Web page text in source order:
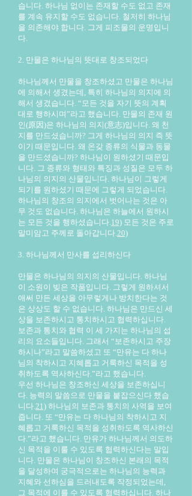
습니다. 하나님 없이는 존재할 수도 없고 존재
를 계속 유지할 수도 없습니다. 철저히 하나님
을 의존해야 합니다. 그게 피조물의 운명입니
다.
2. 만물은 하나님의 뜻대로 창조되었다
하나님께서 만물을 창조하셨고 만물은 하나님
에 의해서 생겼는데, 특히 하나님의 의지에 의
해서 생겼습니다. “모든 것을 자기 뜻의 계획
대로 행하시며”라고 했습니다. 만물의 존재 원
인(原因)은 하나님의 의지(意志)입니다. 왜 천
지를 만드셨습니까? 그게 하나님의 의지 즉 뜻
이기 때문입니다. 왜 온갖 종류의 식물과 동물
을 만드셨습니까? 하나님이 원하셨기 때문입
니다. 그 종류와 형태와 특징과 성질은 모두 하
나님의 의지의 산물입니다. 하나님이 그렇게
되기를 원하셨기 때문에 그렇게 되었습니다.
하나님의 창조의 의지에서 벗어나는 것은 아
무 것도 없습니다. 하나님은 하늘에서 원하시
는 모든 것을 행하셨습니다.19) 모든 것은 주로
말미암고 주께로 돌아갑니다.20)
3. 하나님께서 만사를 섭리하신다
만물은 하나님의 의지의 산물입니다. 하나님
이 소원이 빚은 작품입니다. 그렇게 원하셔서
애써 만든 세상을 아무렇게나 방치한다는 것
은 상상도 할 수 없습니다. 하나님은 만드신 세
상을 보존하시고 통치하시고 협력하십니다.
보존과 통치와 협력 이 세 가지는 하나님의 섭
리의 요소들입니다. 그래서 “보존하시고 주장
하시나”라고 말씀하셨고 또 “만유는 다 하나
님의 착하시고 지혜롭고 거룩하신 목적을 성
취하도록 역사하신다.”라고 했습니다.
우선 하나님은 창조하신 세상을 보존하십니
다. 능력의 말씀으로 만물을 붙잡으신다 했습
니다.21) 하나님의 보존과 통치의 사역을 보여
줍니다. 또 “만유는 다 하나님의 착하시고 지
혜롭고 거룩하신 목적을 성취하도록 역사하신
다.”라고 했습니다. 만유가 하나님께서 의도하
신 목적을 이룰 수 있도록 협력하신다는 말입
니다. 만물은 하나님이 창조하신 본래의 목적
을 달성하여 궁극적으로는 하나님의 능력과
지혜와 선하심을 드러내도록 작정되었는데,
그 목적에 이를 수 있도록 협력하십니다. 하나